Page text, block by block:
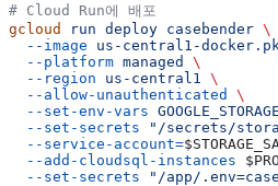
# Cloud Run에 배포
gcloud
run deploy casebender \
  --image
us-central1-
  --platform
managed
\
  --region
us-central1
\
  --allow-unauthenticated
\
  --set-env-vars
  --set-secrets
"/secrets/
  --service-account=
  --add-cloudsql-instances
  --set-secrets
"/app/